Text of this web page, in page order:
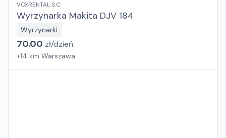
VOXRENTAL S.C
Wyrzynarka Makita DJV 184
Wyrzynarki
70.00 zł/dzień
+14 km Warszawa